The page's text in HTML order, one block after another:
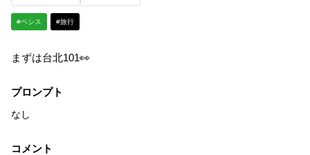
#ベシス #旅行
まずは台北101👀
プロンプト
なし
コメント